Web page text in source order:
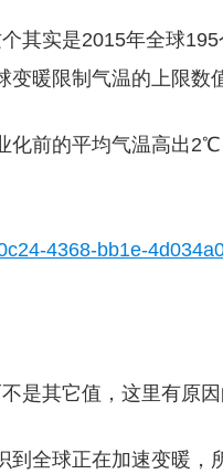
其实是2015年全球
暖限制气温的上限数
化前的平均气温高出
是其它值，这里有原因
全球正在加速变暖，